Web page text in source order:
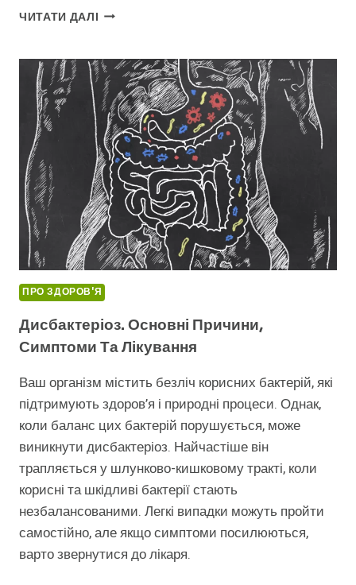
ЧИТАТИ ДАЛІ РОЗАЦЕА:
ТАКЕ
І
ЯК
ЇЇ
РОЗПІЗНАТИ?
ПРО ЗДОРОВ'Я
Дисбактеріоз. Основні Причини,
Симптоми Та Лікування
Ваш організм містить безліч корисних бактерій, які
підтримують здоров’я і природні процеси. Однак,
коли баланс цих бактерій порушується, може
виникнути дисбактеріоз. Найчастіше він
трапляється у шлунково-кишковому тракті, коли
корисні та шкідливі бактерії стають
незбалансованими. Легкі випадки можуть пройти
самостійно, але якщо симптоми посилюються,
варто звернутися до лікаря.